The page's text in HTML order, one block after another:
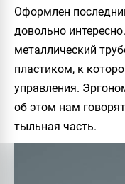
Оформлен
довольно
металлический
пластиком, к
управления.
об этом нам
тыльная часть.